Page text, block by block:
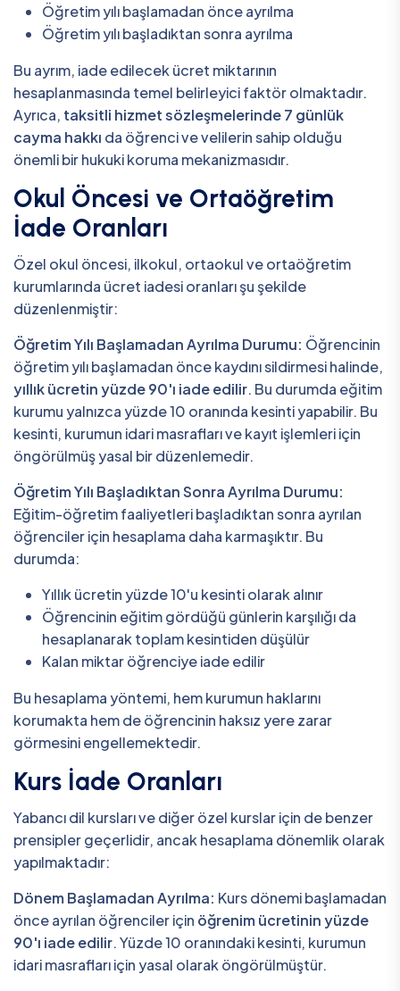
Öğretim yılı başlamadan önce ayrılma
Öğretim yılı başladıktan sonra ayrılma
Bu ayrım, iade edilecek ücret miktarının
hesaplanmasında temel belirleyici faktör olmaktadır.
Ayrıca, taksitli hizmet sözleşmelerinde 7 günlük
cayma hakkı da öğrenci ve velilerin sahip olduğu
önemli bir hukuki koruma mekanizmasıdır.
Okul Öncesi ve Ortaöğretim
İade Oranları
Özel okul öncesi, ilkokul, ortaokul ve ortaöğretim
kurumlarında ücret iadesi oranları şu şekilde
düzenlenmiştir:
Öğretim Yılı Başlamadan Ayrılma Durumu: Öğrencinin
öğretim yılı başlamadan önce kaydını sildirmesi halinde,
yıllık ücretin yüzde 90'ı iade edilir. Bu durumda eğitim
kurumu yalnızca yüzde 10 oranında kesinti yapabilir. Bu
kesinti, kurumun idari masrafları ve kayıt işlemleri için
öngörülmüş yasal bir düzenlemedir.
Öğretim Yılı Başladıktan Sonra Ayrılma Durumu:
Eğitim-öğretim faaliyetleri başladıktan sonra ayrılan
öğrenciler için hesaplama daha karmaşıktır. Bu
durumda:
Yıllık ücretin yüzde 10'u kesinti olarak alınır
Öğrencinin eğitim gördüğü günlerin karşılığı da
hesaplanarak toplam kesintiden düşülür
Kalan miktar öğrenciye iade edilir
Bu hesaplama yöntemi, hem kurumun haklarını
korumakta hem de öğrencinin haksız yere zarar
görmesini engellemektedir.
Kurs İade Oranları
Yabancı dil kursları ve diğer özel kurslar için de benzer
prensipler geçerlidir, ancak hesaplama dönemlik olarak
yapılmaktadır:
Dönem Başlamadan Ayrılma: Kurs dönemi başlamadan
önce ayrılan öğrenciler için öğrenim ücretinin yüzde
90'ı iade edilir. Yüzde 10 oranındaki kesinti, kurumun
idari masrafları için yasal olarak öngörülmüştür.